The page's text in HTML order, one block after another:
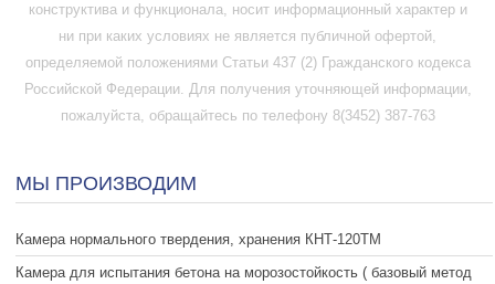
конструктива и функционала, носит информационный характер и
ни при каких условиях не является публичной офертой,
определяемой положениями Статьи 437 (2) Гражданского кодекса
Российской Федерации. Для получения уточняющей информации,
пожалуйста, обращайтесь по телефону 8(3452) 387-763
МЫ ПРОИЗВОДИМ
Камера нормального твердения, хранения КНТ-120ТМ
Камера для испытания бетона на морозостойкость ( базовый метод